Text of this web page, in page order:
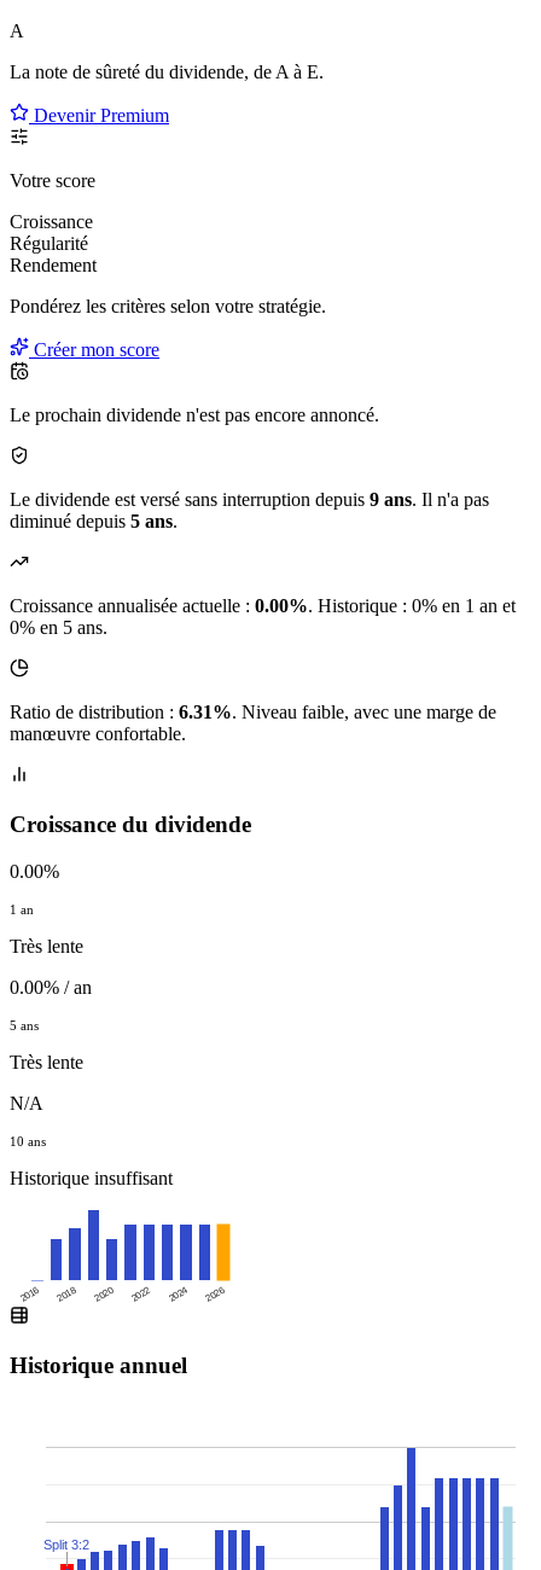
A
La note de sûreté du dividende, de A à E.
Devenir Premium
Votre score
Croissance
Régularité
Rendement
Pondérez les critères selon votre stratégie.
Créer mon score
Le prochain dividende n'est pas encore annoncé.
Le dividende est versé sans interruption depuis 9 ans. Il n'a pas
diminué depuis 5 ans.
Croissance annualisée actuelle : 0.00%. Historique : 0% en 1 an et
0% en 5 ans.
Ratio de distribution : 6.31%. Niveau faible, avec une marge de
manœuvre confortable.
Croissance du dividende
0.00%
1 an
Très lente
0.00% / an
5 ans
Très lente
N/A
10 ans
Historique insuffisant
2016 2018 2020 2022 2024 2026
Historique annuel
Split 3:2